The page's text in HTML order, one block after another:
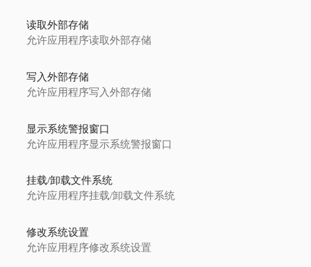
读取外部存储
允许应用程序读取外部存储
写入外部存储
允许应用程序写入外部存储
显示系统警报窗口
允许应用程序显示系统警报窗口
挂载/卸载文件系统
允许应用程序挂载/卸载文件系统
修改系统设置
允许应用程序修改系统设置